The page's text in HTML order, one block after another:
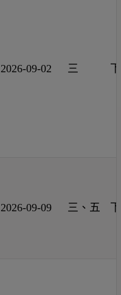
2026-09-02 三
2026-09-09 三、五